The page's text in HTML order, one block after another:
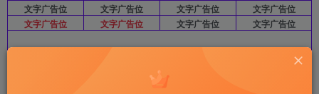
文字广告位
文字广告位 文字广告位
文字广告位
文字广告位
文字广告位 文字广告位 文字广告位